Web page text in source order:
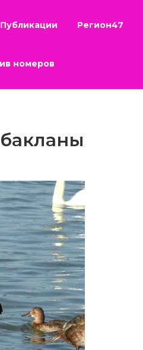
Публикации Регион47
номеров